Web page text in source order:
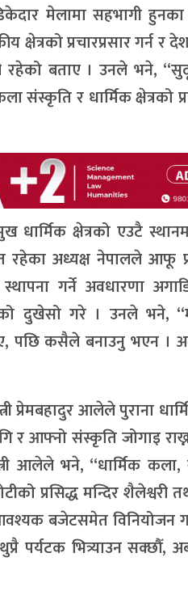
मेलामा सहभागी
क्षेत्रको प्रचारप्रसार गर्न
बताए । उनले भने,
र धार्मिक क्षेत्रको
क्षेत्रको एउटै
रहेका अध्यक्ष नेपालले आफू
स्थापना गर्ने अवधारणा
दुखेसो गरे । उनले भने, “म
पछि कसैले बनाउनु भएन ।
प्रेमबहादुर आलेले पुराना
र आफ्नो संस्कृति जोगाइ
आलेले भने, “धार्मिक कला,
प्रसिद्ध मन्दिर शैलेश्वरी
बजेटसमेत विनियोजन
पर्यटक भित्र्याउन